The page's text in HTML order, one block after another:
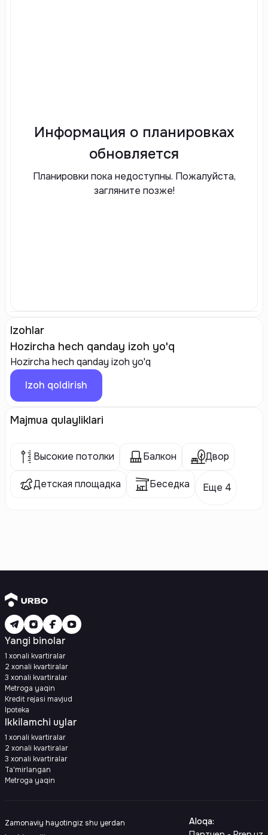
Информация о планировках
обновляется
Планировки пока недоступны. Пожалуйста,
загляните позже!
Izohlar
Hozircha hech qanday izoh yo'q
Hozircha hech qanday izoh yo'q
Izoh qoldirish
Majmua qulayliklari
Высокие потолки Балкон Двор
Детская площадка Беседка Еще 4
Yangi binolar
1 xonali kvartiralar
2 xonali kvartiralar
3 xonali kvartiralar
Metroga yaqin
Kredit rejasi mavjud
Ipoteka
Ikkilamchi uylar
1 xonali kvartiralar
2 xonali kvartiralar
3 xonali kvartiralar
Ta'mirlangan
Metroga yaqin
Zamonaviy hayotingiz shu yerdan
Aloqa: